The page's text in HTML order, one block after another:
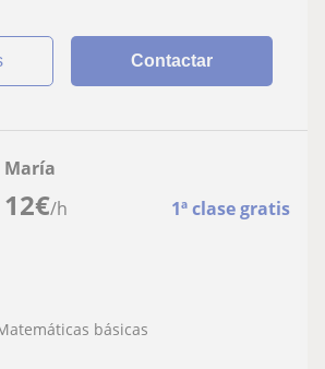
Contactar
12€/h 1ª clase gratis
María
básicas